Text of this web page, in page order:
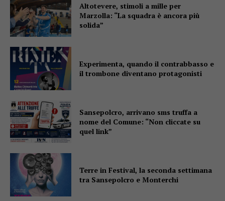
Altotevere, stimoli a mille per
Marzolla: “La squadra è ancora più
solida”
Experimenta, quando il contrabbasso e
il trombone diventano protagonisti
Sansepolcro, arrivano sms truffa a
nome del Comune: “Non cliccate su
quel link”
Terre in Festival, la seconda settimana
tra Sansepolcro e Monterchi